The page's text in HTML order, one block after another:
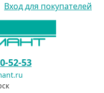
Вход для покупателей
52-53